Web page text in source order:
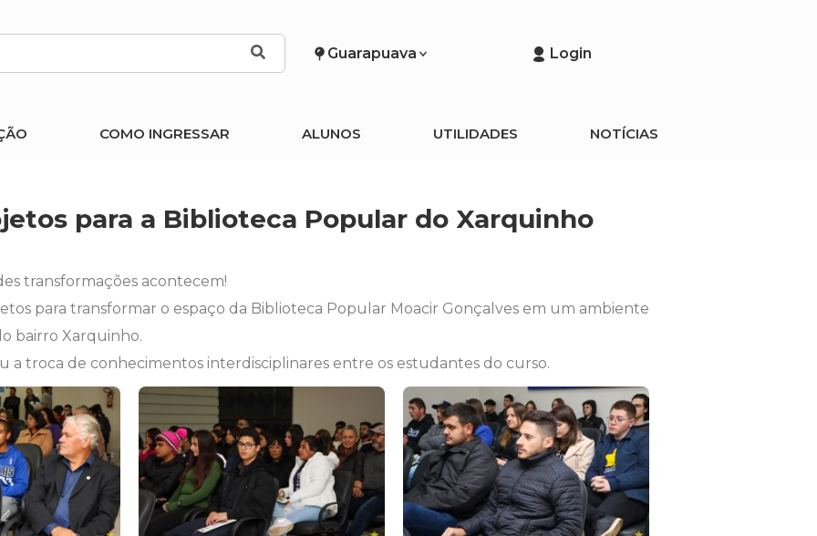
Guarapuava Login
COMO INGRESSAR ALUNOS UTILIDADES NOTÍCIAS
para a Biblioteca Popular do Xarquinho
transformações acontecem!
para transformar o espaço da Biblioteca Popular Moacir Gonçalves em um ambiente
bairro Xarquinho.
a troca de conhecimentos interdisciplinares entre os estudantes do curso.